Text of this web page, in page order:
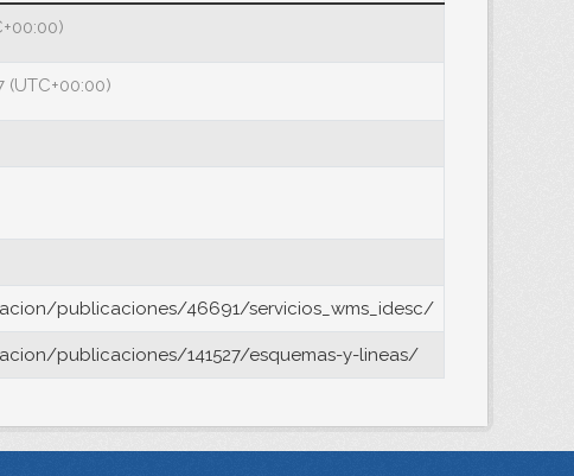
publicaciones/46691/servicios_wms_idesc/
publicaciones/141527/esquemas-y-lineas/